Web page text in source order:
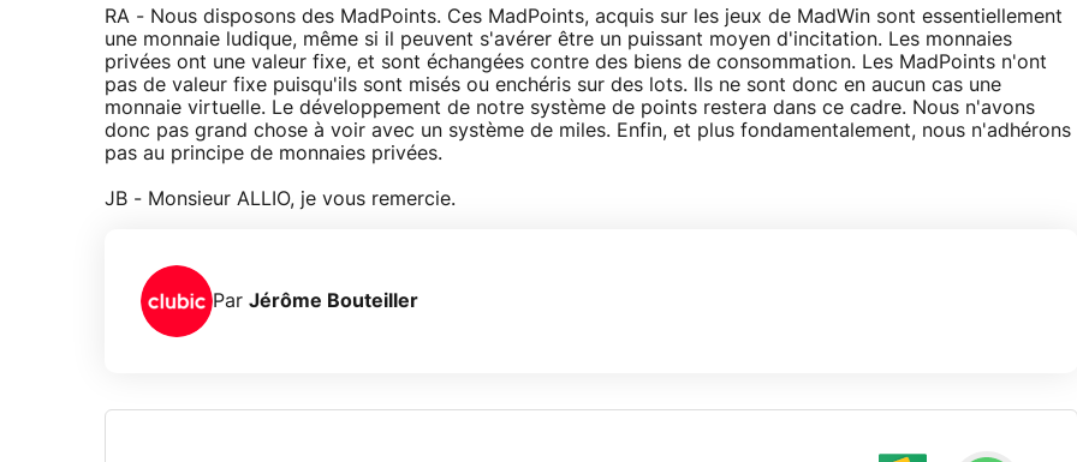
RA - Nous disposons des MadPoints. Ces MadPoints, acquis sur les jeux de MadWin sont essentiellement
une monnaie ludique, même si il peuvent s'avérer être un puissant moyen d'incitation. Les monnaies
privées ont une valeur fixe, et sont échangées contre des biens de consommation. Les MadPoints n'ont
pas de valeur fixe puisqu'ils sont misés ou enchéris sur des lots. Ils ne sont donc en aucun cas une
monnaie virtuelle. Le développement de notre système de points restera dans ce cadre. Nous n'avons
donc pas grand chose à voir avec un système de miles. Enfin, et plus fondamentalement, nous n'adhérons
pas au principe de monnaies privées.
JB - Monsieur ALLIO, je vous remercie.
Par Jérôme Bouteiller